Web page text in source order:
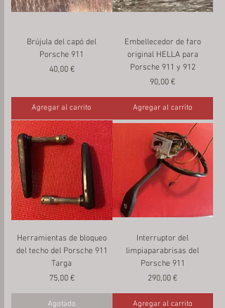
Brújula del capó del
Porsche 911
Precio
40,00 €
Agregar al carrito
Embellecedor de faro
original HELLA para
Porsche 911 y 912
Precio
90,00 €
Agregar al carrito
Herramientas de bloqueo
del techo del Porsche 911
Targa
Precio
75,00 €
Agotado
Interruptor del
limpiaparabrisas del
Porsche 911
Precio
290,00 €
Agregar al carrito